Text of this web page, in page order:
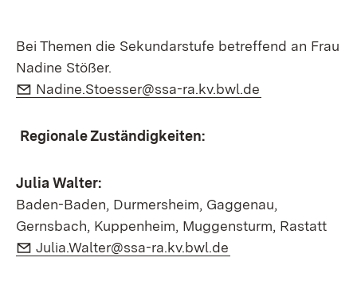
Bei Themen die Sekundarstufe betreffend an Frau
Nadine Stößer.
E-Mail:
Nadine.Stoesser@ssa-ra.kv.bwl.de
Regionale Zuständigkeiten:
Julia Walter:
Baden-Baden, Durmersheim, Gaggenau,
Gernsbach, Kuppenheim, Muggensturm, Rastatt
E-Mail:
Julia.Walter@ssa-ra.kv.bwl.de